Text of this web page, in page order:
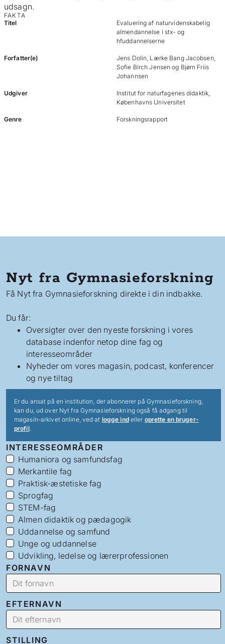
udsagn.
FAKTA
Titel
Evaluering af naturvidenskabelig
almendannelse i stx- og
hfuddannelserne
Forfatter(e)
Jens Dolin, Lærke Bang Jacobsen,
Sofie Birch Jensen og Bjørn Friis
Johannsen
Udgiver
Institut for naturfagenes didaktik,
Københavns Universitet
Genre Forskningsrapport
Nyt fra Gymnasieforskning
Få Nyt fra Gymnasieforskning direkte i din indbakke.
Du får:
Oversigter over den nyeste forskning i vores
database indenfor netop dine fag og
interesseområder
Nyheder om vores magasin, podcast, konferencer
og nye tiltag
Er du ansat på en institution, der abonnerer på Gymnasieforskning,
kan du, ud over Nyt fra Gymnasieforskning også få adgang til
magasin-arkivet online, ved at logge indeller oprette en bruger-
profil.
INTERESSEOMRÅDER
Humaniora og samfundsfag
Merkantile fag
Praktisk-æstetiske fag
Sprogfag
STEM-fag
Almen didaktik og pædagogik
Uddannelse og samfund
Unge og uddannelse
Udvikling, ledelse og lærerprofessionen
FORNAVN
EFTERNAVN
STILLING